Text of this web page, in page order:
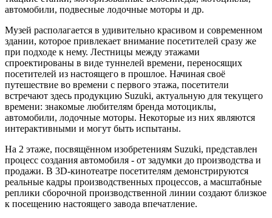
автомобили, подвесные лодочные моторы и др.
Музей располагается в удивительно красивом и современном
здании, которое привлекает внимание посетителей сразу же
при подходе к нему. Лестницы между этажами
спроектированы в виде туннелей времени, переносящих
посетителей из настоящего в прошлое. Начиная своё
путешествие во времени с первого этажа, посетители
встречают здесь продукцию Suzuki, актуальную для текущего
времени: знакомые любителям бренда мотоциклы,
автомобили, лодочные моторы. Некоторые из них являются
интерактивными и могут быть испытаны.
На 2 этаже, посвящённом изобретениям Suzuki, представлен
процесс создания автомобиля - от задумки до производства и
продажи. В 3D-кинотеатре посетителям демонстрируются
реальные кадры производственных процессов, а масштабные
реплики сборочной производственной линии создают близкое
к посещению настоящего завода впечатление.